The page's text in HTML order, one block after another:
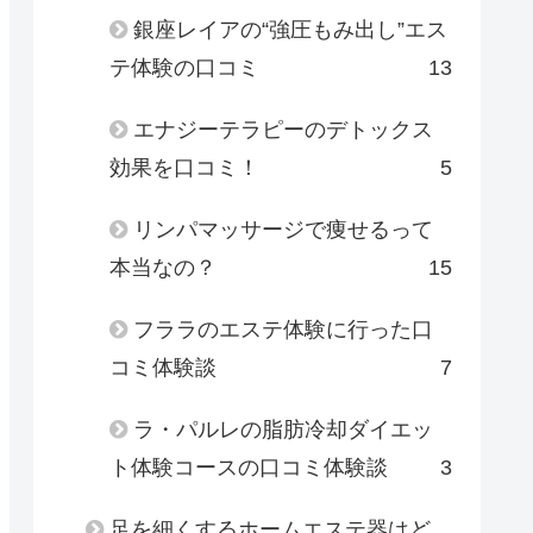
銀座レイアの“強圧もみ出し”エス
テ体験の口コミ
13
エナジーテラピーのデトックス
効果を口コミ！
5
リンパマッサージで痩せるって
本当なの？
15
フララのエステ体験に行った口
コミ体験談
7
ラ・パルレの脂肪冷却ダイエッ
ト体験コースの口コミ体験談
3